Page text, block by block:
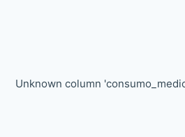
Unknown column